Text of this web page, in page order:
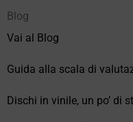
Blog
Vai al Blog
Guida alla scala di
Dischi in vinile, un po’ di